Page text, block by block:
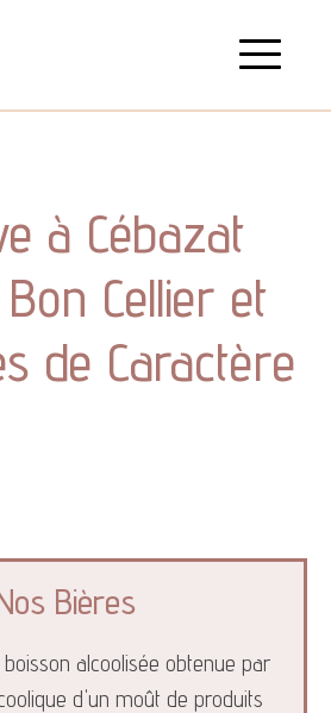
à Cébazat
Cellier et
de Caractère
Bières
alcoolisée obtenue par
d'un moût de produits